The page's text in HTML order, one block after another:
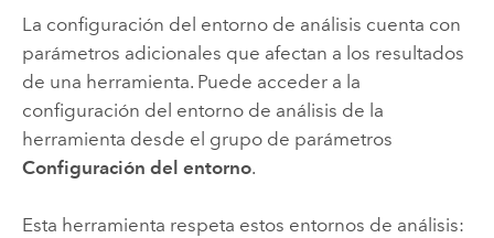
La configuración del entorno de análisis cuenta con
parámetros adicionales que afectan a los resultados
de una herramienta. Puede acceder a la
configuración del entorno de análisis de la
herramienta desde el grupo de parámetros
Configuración del entorno.
Esta herramienta respeta estos entornos de análisis: